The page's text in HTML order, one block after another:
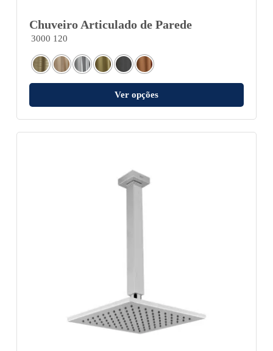
Chuveiro Articulado de Parede
3000 120
Ver opções